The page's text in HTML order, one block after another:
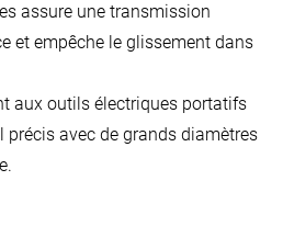
assure une transmission
et empêche le glissement dans
aux outils électriques portatifs
avec de grands diamètres